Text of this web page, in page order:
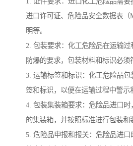
进口许可证、危险品安全数据表（
明等。
2. 包装要求：化工危险品在运输
防爆的要求，包装材料和标识必须
3. 运输标签和标识：化工危险品
签和标识，以便在运输过程中警示
4. 包装集装箱要求：危险品进口时
的集装箱，并按照标准进行包装和
5. 危险品申报和报关：危险品进